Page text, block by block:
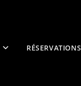
RÉSERVATIONS